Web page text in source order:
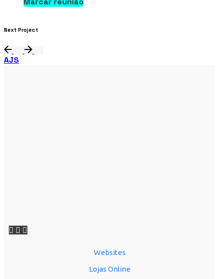
Anterior
Next Project
AJS
Websites
Lojas Online